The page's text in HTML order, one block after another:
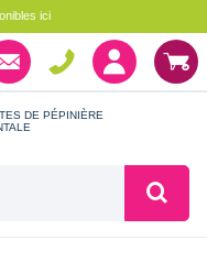
ici
DE PÉPINIÈRE